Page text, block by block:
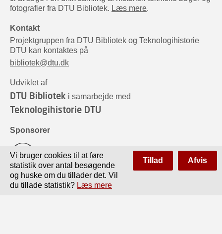
fotografier fra DTU Bibliotek. Læs mere.
Kontakt
Projektgruppen fra DTU Bibliotek og Teknologihistorie
DTU kan kontaktes på
bibliotek@dtu.dk
Udviklet af
DTU Bibliotek i samarbejde med
Teknologihistorie DTU
Sponsorer
Vi bruger cookies til at føre
statistik over antal besøgende
og huske om du tillader det. Vil
du tillade statistik? Læs mere
Tillad Afvis